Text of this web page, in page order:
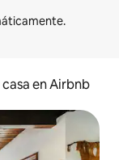
casa en Airbnb